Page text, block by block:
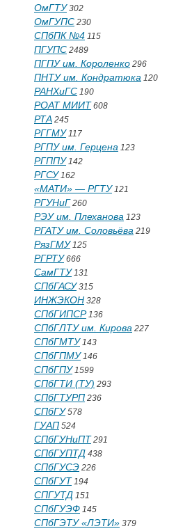
ОмГТУ302
ОмГУПС 230
СПбПК №4 115
ПГУПС 2489
ПГПУ им. Короленко 296
ПНТУ им. Кондратюка 120
РАНХиГС 190
РОАТ МИИТ 608
РТА 245
РГГМУ117
РГПУ им. Герцена 123
РГППУ142
РГСУ162
«МАТИ» — РГТУ121
РГУНиГ 260
РЭУ им. Плеханова 123
РГАТУ им. Соловьёва 219
РязГМУ125
РГРТУ666
СамГТУ131
СПбГАСУ315
ИНЖЭКОН 328
СПбГИПСР136
СПбГЛТУ им. Кирова 227
СПбГМТУ143
СПбГПМУ146
СПбГПУ1599
СПбГТИ (ТУ) 293
СПбГТУРП 236
СПбГУ578
ГУАП 524
СПбГУНиПТ 291
СПбГУПТД 438
СПбГУСЭ 226
СПбГУТ 194
СПГУТД 151
СПбГУЭФ 145
СПбГЭТУ «ЛЭТИ» 379